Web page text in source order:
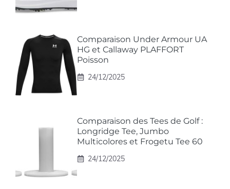
Comparaison Under Armour UA
HG et Callaway PLAFFORT
Poisson
24/12/2025
Comparaison des Tees de Golf :
Longridge Tee, Jumbo
Multicolores et Frogetu Tee 60
24/12/2025